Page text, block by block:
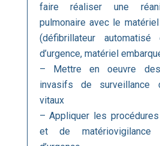
faire réaliser une
pulmonaire avec le matériel
(défibrillateur automatisé
d’urgence, matériel
– Mettre en oeuvre
invasifs de surveillance
vitaux
– Appliquer les
et de matériovigilance